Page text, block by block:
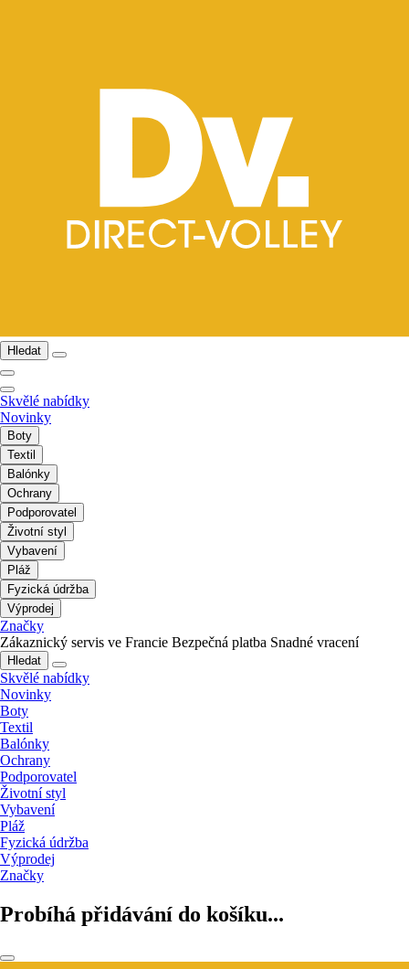
Hledat
Skvělé nabídky
Novinky
Boty
Textil
Balónky
Ochrany
Podporovatel
Životní styl
Vybavení
Pláž
Fyzická údržba
Výprodej
Značky
Zákaznický servis ve Francie Bezpečná platba Snadné vracení
Hledat
Skvělé nabídky
Novinky
Boty
Textil
Balónky
Ochrany
Podporovatel
Životní styl
Vybavení
Pláž
Fyzická údržba
Výprodej
Značky
Probíhá přidávání do košíku...